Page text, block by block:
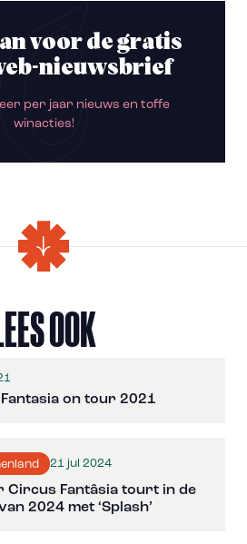
voor de gratis
nieuwsbrief
per jaar nieuws en toffe
winacties!
OOK
on tour 2021
21 jul 2024
Circus Fantâsia tourt in de
2024 met ‘Splash’